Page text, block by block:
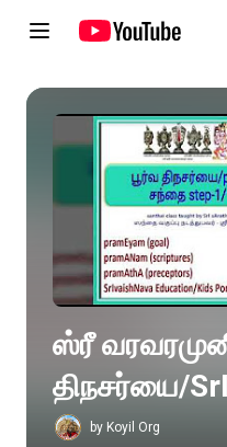
ஸ்ரீ
திநசர்யை/SrI
varavaramuni
by Koyil Org